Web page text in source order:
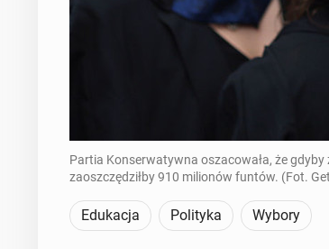
Partia Konserwatywna oszacowała, że
zaoszczędziłby 910 milionów funtów. (Fot.
Edukacja Polityka Wybory